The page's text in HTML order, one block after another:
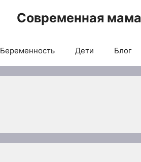
Современная мама
Беременность Дети Блог